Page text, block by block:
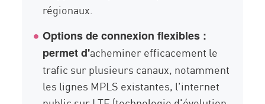
régionaux.
Options de connexion flexibles :
permet d'acheminer efficacement le
trafic sur plusieurs canaux, notamment
les lignes MPLS existantes, l'internet